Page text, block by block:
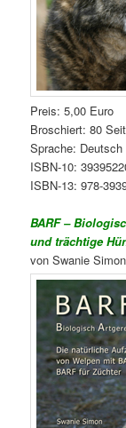
Preis: 5,00 Euro
Broschiert: 80
Sprache: Deutsch
ISBN-10:
ISBN-13: 978-
BARF –
und trächtige
von Swanie Simon